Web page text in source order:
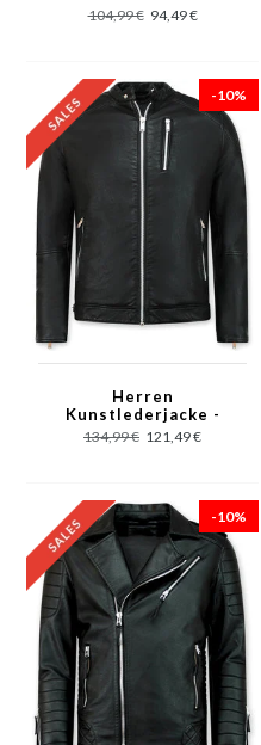
Jacke Mit Kunstfell -
104,99 € 94,49 €
-10%
Herren
Kunstlederjacke -
Bikerjacke - Schwarz
134,99 € 121,49 €
-10%